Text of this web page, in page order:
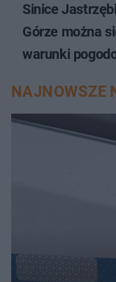
Sinice
Górze można
warunki
NAJNOWSZE